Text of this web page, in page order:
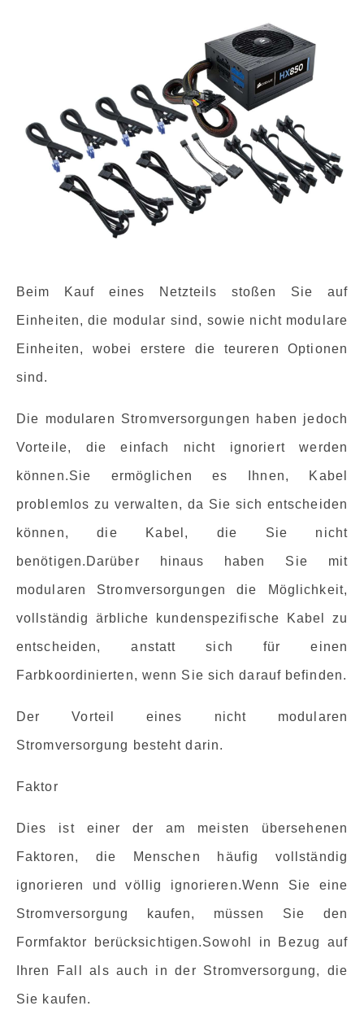
Beim Kauf eines Netzteils stoßen Sie auf
Einheiten, die modular sind, sowie nicht modulare
Einheiten, wobei erstere die teureren Optionen
sind.
Die modularen Stromversorgungen haben jedoch
Vorteile, die einfach nicht ignoriert werden
können.Sie ermöglichen es Ihnen, Kabel
problemlos zu verwalten, da Sie sich entscheiden
können, die Kabel, die Sie nicht
benötigen.Darüber hinaus haben Sie mit
modularen Stromversorgungen die Möglichkeit,
vollständig ärbliche kundenspezifische Kabel zu
entscheiden, anstatt sich für einen
Farbkoordinierten, wenn Sie sich darauf befinden.
Der Vorteil eines nicht modularen
Stromversorgung besteht darin.
Faktor
Dies ist einer der am meisten übersehenen
Faktoren, die Menschen häufig vollständig
ignorieren und völlig ignorieren.Wenn Sie eine
Stromversorgung kaufen, müssen Sie den
Formfaktor berücksichtigen.Sowohl in Bezug auf
Ihren Fall als auch in der Stromversorgung, die
Sie kaufen.